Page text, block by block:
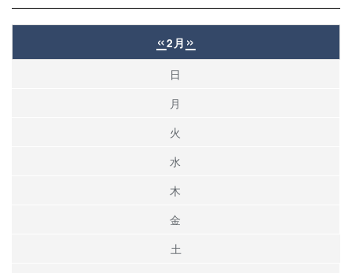
«2月 »
日
月
火
水
木
金
土